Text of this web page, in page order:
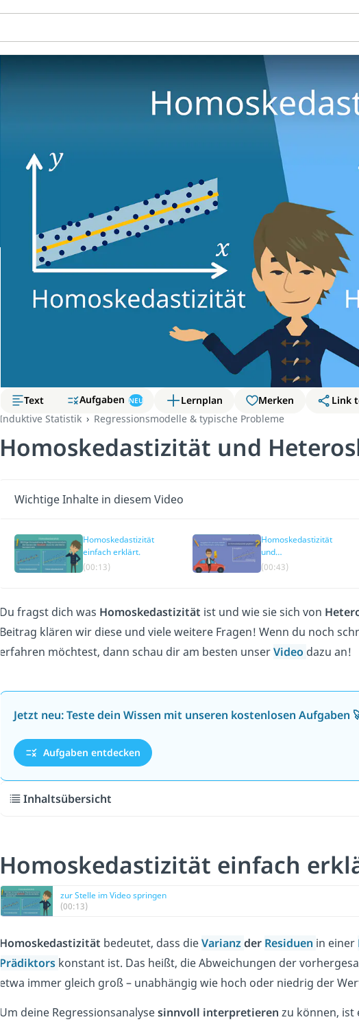
Text Aufgaben NEU Lernplan Merken
Link
Induktive Statistik
Regressionsmodelle & typische Probleme
Homoskedastizität und
Wichtige Inhalte in diesem Video
Homoskedastizität
einfach erklärt.
(00:13)
Homoskedastizität
und
Heteroskedastizität:
(00:43)
Du fragst dich was Homoskedastizität ist und wie sie sich von
Beitrag klären wir diese und viele weitere Fragen! Wenn du noch
erfahren möchtest, dann schau dir am besten unserVideo dazu an!
Jetzt neu: Teste dein Wissen mit unseren kostenlosen Aufgaben
Aufgaben entdecken
Inhaltsübersicht
Homoskedastizität einfach
zur Stelle im Video springen
(00:13)
Homoskedastizität bedeutet, dass dieVarianzder Residuen in einer
Prädiktors konstant ist. Das heißt, die Abweichungen der
etwa immer gleich groß – unabhängig wie hoch oder niedrig der
Um deine Regressionsanalysesinnvoll interpretieren zu können, ist